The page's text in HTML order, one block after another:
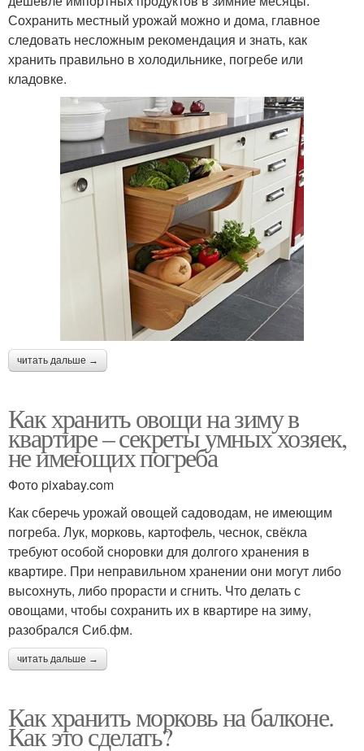
Сохранить местный урожай можно и дома, главное
следовать несложным рекомендация и знать, как
хранить правильно в холодильнике, погребе или
кладовке.
читать дальше →
Как хранить овощи на зиму в
квартире – секреты умных хозяек,
не имеющих погреба
Фото pixabay.com
Как сберечь урожай овощей садоводам, не имеющим
погреба. Лук, морковь, картофель, чеснок, свёкла
требуют особой сноровки для долгого хранения в
квартире. При неправильном хранении они могут либо
высохнуть, либо прорасти и сгнить. Что делать с
овощами, чтобы сохранить их в квартире на зиму,
разобрался Сиб.фм.
читать дальше →
Как хранить морковь на балконе.
Как это сделать?